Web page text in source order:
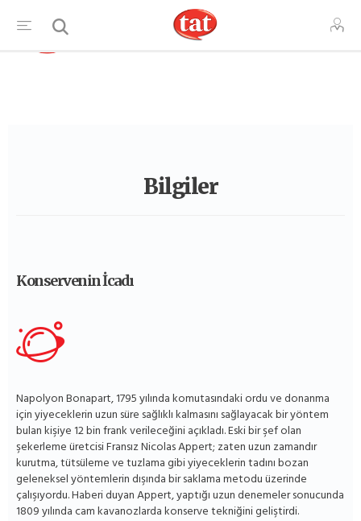
Bilgiler
Konservenin İcadı
Napolyon Bonapart, 1795 yılında komutasındaki ordu ve donanma
için yiyeceklerin uzun süre sağlıklı kalmasını sağlayacak bir yöntem
bulan kişiye 12 bin frank verileceğini açıkladı. Eski bir şef olan
şekerleme üretcisi Fransız Nicolas Appert; zaten uzun zamandır
kurutma, tütsüleme ve tuzlama gibi yiyeceklerin tadını bozan
geleneksel yöntemlerin dışında bir saklama metodu üzerinde
çalışıyordu. Haberi duyan Appert, yaptığı uzun denemeler sonucunda
1809 yılında cam kavanozlarda konserve tekniğini geliştirdi.